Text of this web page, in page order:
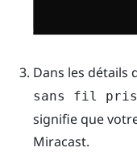
Dans les détails
sans fil pris
signifie que
Miracast.